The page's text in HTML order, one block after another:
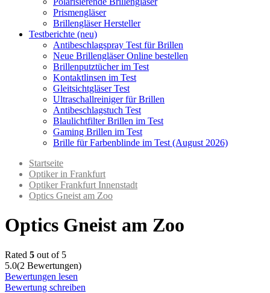
Prismengläser
Brillengläser Hersteller
Testberichte (neu)
Antibeschlagspray Test für Brillen
Neue Brillengläser Online bestellen
Brillenputztücher im Test
Kontaktlinsen im Test
Gleitsichtgläser Test
Ultraschallreiniger für Brillen
Antibeschlagstuch Test
Blaulichtfilter Brillen im Test
Gaming Brillen im Test
Brille für Farbenblinde im Test (August 2026)
Startseite
Optiker in Frankfurt
Optiker Frankfurt Innenstadt
Optics Gneist am Zoo
Optics Gneist am Zoo
Rated 5 out of 5
5.0(2 Bewertungen)
Bewertungen lesen
Bewertung schreiben